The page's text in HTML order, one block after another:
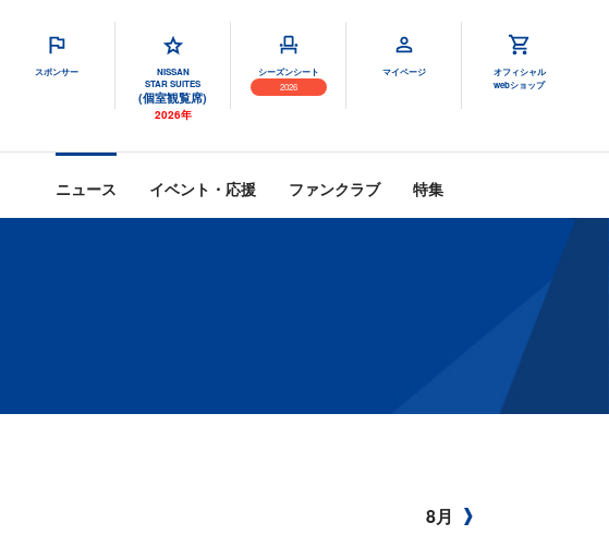
スポンサー
NISSAN
STAR SUITES
(個室観覧席)
2026年
シーズンシート
2026
マイページ
オフィシャル
webショップ
ニュース イベント・応援 ファンクラブ 特集
8月